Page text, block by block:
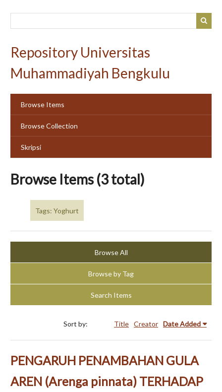
Repository Universitas
Muhammadiyah Bengkulu
Browse Items
Browse Collection
Skripsi
Browse Items (3 total)
Tags: Yoghurt
Browse All
Browse by Tag
Search Items
Sort by: Title Creator Date Added
PENGARUH PENAMBAHAN GULA
AREN (Arenga pinnata) TERHADAP